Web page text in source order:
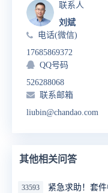
联系人
刘斌
电话(微信)
17685869372
QQ号码
526288068
联系邮箱
liubin@chandao.com
其他相关问答
33593 紧急求助！套